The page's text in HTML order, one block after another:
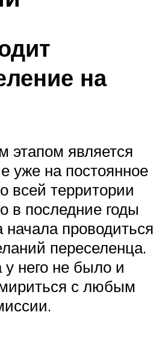
на
является
уже на постоянное
всей территории
в последние годы
начала проводиться
переселенца.
него не было и
с любым